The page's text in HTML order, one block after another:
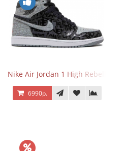
Nike Air Jordan 1 High Rebellionaire
6990р.